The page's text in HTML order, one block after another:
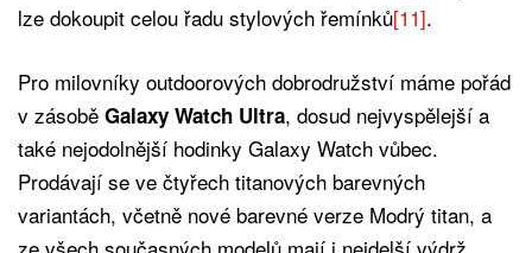
lze dokoupit celou řadu stylových řemínků[11].
Pro milovníky outdoorových dobrodružství máme pořád
v zásobě Galaxy Watch Ultra, dosud nejvyspělejší a
také nejodolnější hodinky Galaxy Watch vůbec.
Prodávají se ve čtyřech titanových barevných
variantách, včetně nové barevné verze Modrý titan, a